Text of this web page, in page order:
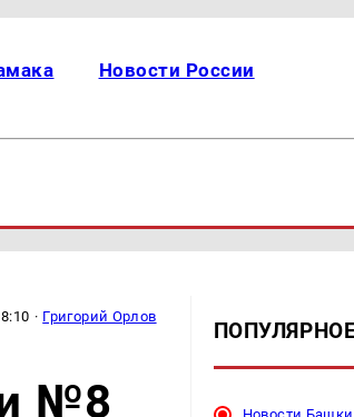
Новости России
· Григорий Орлов
№8